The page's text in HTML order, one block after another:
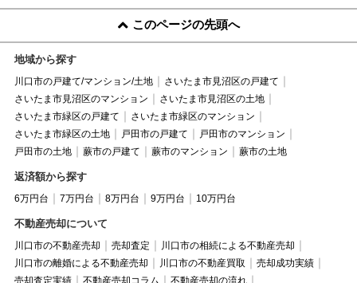
このページの先頭へ
地域から探す
川口市の戸建て/マンション/土地
さいたま市見沼区の戸建て
さいたま市見沼区のマンション
さいたま市見沼区の土地
さいたま市緑区の戸建て
さいたま市緑区のマンション
さいたま市緑区の土地
戸田市の戸建て
戸田市のマンション
戸田市の土地
蕨市の戸建て 蕨市のマンション 蕨市の土地
返済額から探す
6万円台 7万円台 8万円台 9万円台 10万円台
不動産売却について
川口市の不動産売却 売却査定
川口市の相続による不動産売却
川口市の離婚による不動産売却
川口市の不動産買取
売却成功実績
売却査定実績
不動産売却コラム
不動産売却の流れ